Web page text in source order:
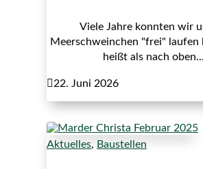
Viele Jahre konnten wir
Meerschweinchen "frei" laufen
heißt als nach oben...
22. Juni 2026
Aktuelles, Baustellen